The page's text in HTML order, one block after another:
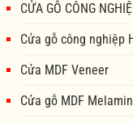
CỬA GỖ CÔNG
Cửa gỗ công nghiệp
Cửa MDF Veneer
Cửa gỗ MDF